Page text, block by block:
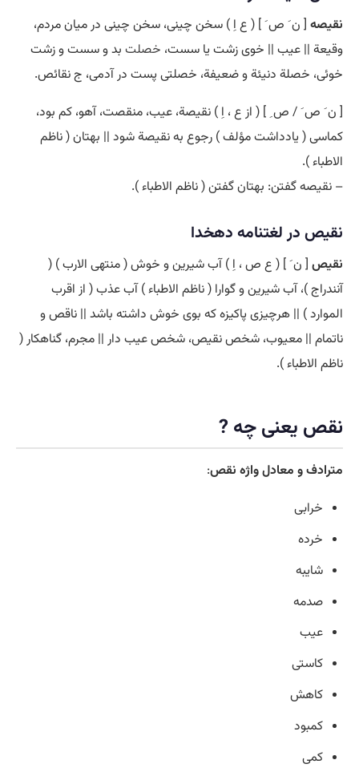
نقیصه [ ن َ ص َ ] ( ع اِ ) سخن چینی، سخن چینی در میان مردم،
وقیعة || عیب || خوی زشت یا سست، خصلت بد و سست و زشت
خوئی، خصلة دنیئة و ضعیفة، خصلتی پست در آدمی، ج نقائص.
[ ن َ ص َ / ص ِ ] ( از ع ، اِ ) نقیصة، عیب، منقصت، آهو، کم بود،
کماسی ( یادداشت مؤلف ) رجوع به نقیصة شود || بهتان ( ناظم
الاطباء ).
– نقیصه گفتن: بهتان گفتن ( ناظم الاطباء ).
نقیص در لغتنامه دهخدا
نقیص [ ن َ ] ( ع ص ، اِ ) آب شیرین و خوش ( منتهی الارب ) (
آنندراج )، آب شیرین و گوارا ( ناظم الاطباء ) آب عذب ( از اقرب
الموارد ) || هرچیزی پاکیزه که بوی خوش داشته باشد || ناقص و
ناتمام || معیوب، شخص نقیص، شخص عیب دار || مجرم، گناهکار (
ناظم الاطباء ).
نقص یعنی چه ?
مترادف و معادل واژه نقص:
خرابی
خرده
شایبه
صدمه
عیب
کاستی
کاهش
کمبود
کمی